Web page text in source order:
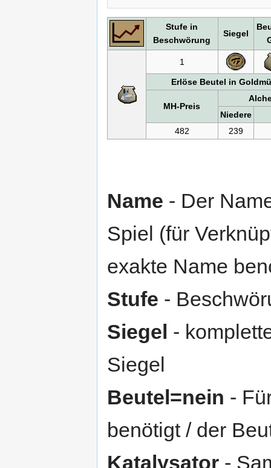
Stufe in
Beschwörung
Siegel
1
Erlöse Beutel in
MH-Preis
Niedere
482
239
Name - Der
Spiel (für
exakte Name
Stufe -
Siegel -
Siegel
Beutel=nein -
benötigt / der
Katalysator -